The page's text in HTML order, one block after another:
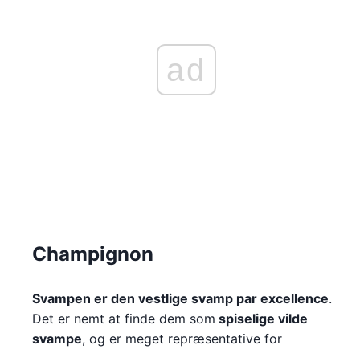
ad
Champignon
Svampen er den vestlige svamp par excellence.
Det er nemt at finde dem som spiselige vilde
svampe, og er meget repræsentative for